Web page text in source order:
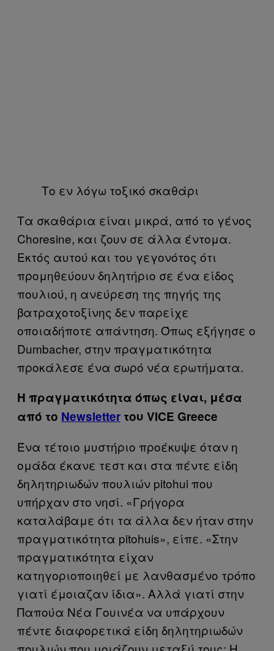
Το εν λόγω τοξικό σκαθάρι
Τα σκαθάρια είναι μικρά, από το γένος
Choresine, και ζουν σε άλλα έντομα.
Εκτός αυτού και του γεγονότος ότι
προμηθεύουν δηλητήριο σε ένα είδος
πουλιού, η ανεύρεση της πηγής της
βατραχοτοξίνης δεν παρείχε
οποιαδήποτε απάντηση. Όπως εξήγησε ο
Dumbacher, στην πραγματικότητα
προκάλεσε ένα σωρό νέα ερωτήματα.
Η πραγματικότητα όπως είναι, μέσα
από το Newsletter του VICE Greece
Ένα τέτοιο μυστήριο προέκυψε όταν η
ομάδα έκανε τεστ και στα πέντε είδη
δηλητηριωδών πουλιών pitohui που
υπήρχαν στο νησί. «Γρήγορα
καταλάβαμε ότι τα άλλα δεν ήταν στην
πραγματικότητα pitohuis», είπε. «Στην
πραγματικότητα είχαν
κατηγοριοποιηθεί με λανθασμένο τρόπο
γιατί έμοιαζαν ίδια». Αλλά γιατί στην
Παπούα Νέα Γουινέα να υπάρχουν
πέντε διαφορετικά είδη δηλητηριωδών